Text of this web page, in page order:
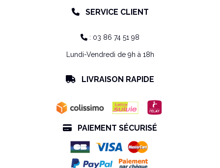
 SERVICE CLIENT
 : 03 86 74 51 98
Lundi-Vendredi de 9h à 18h
 LIVRAISON RAPIDE
 PAIEMENT SÉCURISÉ